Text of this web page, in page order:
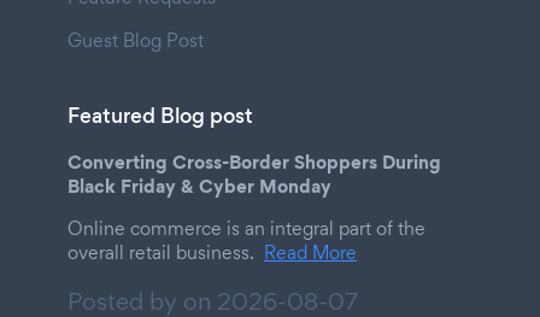
Guest Blog Post
Featured Blog post
Converting Cross-Border Shoppers During
Black Friday & Cyber Monday
Online commerce is an integral part of the
overall retail business. Read More
Posted by on 2026-08-07